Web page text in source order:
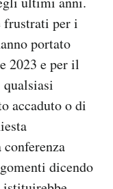
per i
portato
2023 e per il
qualsiasi
accaduto o di
dicendo